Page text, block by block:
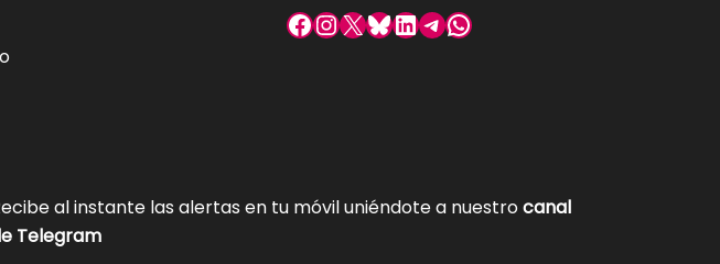
Facebook
Instagram
X Bluesky
LinkedIn
Telegram
WhatsApp
al instante las alertas en tu móvil uniéndote a nuestrocanal
Telegram